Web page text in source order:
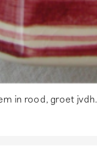
in rood, groet jvdh.